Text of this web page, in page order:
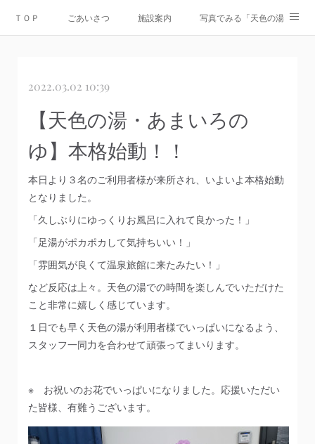
ＴＯＰ ごあいさつ 施設案内 写真でみる「天色の湯」
情報公開
2022.03.02 10:39
【天色の湯・あまいろの
ゆ】本格始動！！
本日より３名のご利用者様が来所され、いよいよ本格始動
となりました。
「久しぶりにゆっくりお風呂に入れて良かった！」
「足湯がポカポカして気持ちいい！」
「雰囲気が良くて温泉旅館に来たみたい！」
など反応は上々。天色の湯での時間を楽しんでいただけた
こと非常に嬉しく感じています。
１日でも早く天色の湯が利用者様でいっぱいになるよう、
スタッフ一同力を合わせて頑張ってまいります。
※ お祝いのお花でいっぱいになりました。応援いただい
た皆様、有難うございます。